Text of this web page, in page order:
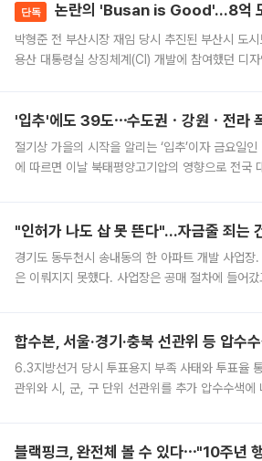
단독 논란의 'Busan is Good'…8억 도
박형준 전 부산시장 재임 당시 추진된 부산시 도
용산 대통령실 상징체계(CI) 개발에 참여했던 디
'입추'에도 39도⋯수도권ㆍ강원ㆍ전라
절기상 가을의 시작을 알리는 ‘입추’이자 금요일
에 따르면 이날 북태평양고기압의 영향으로 전
"인허가 나도 삽 못 뜬다"…자금줄 죄는
경기도 동두천시 송내동의 한 아파트 개발 사업
은 이뤄지지 못했다. 사업장은 공매 절차에 들
합수본, 서울·경기·충북 선관위 등 압수
6.3지방선거 당시 투표용지 부족 사태와 투표율
관위와 시, 군, 구 단위 선관위를 추가 압수수색
블랙핑크, 완전체 볼 수 있다⋯"10주년